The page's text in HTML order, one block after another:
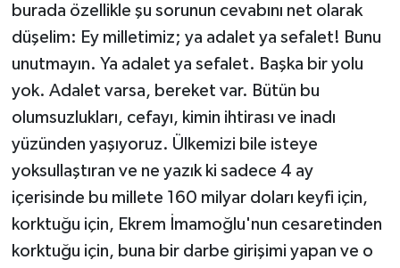
burada özellikle şu sorunun cevabını net olarak
düşelim: Ey milletimiz; ya adalet ya sefalet! Bunu
unutmayın. Ya adalet ya sefalet. Başka bir yolu
yok. Adalet varsa, bereket var. Bütün bu
olumsuzlukları, cefayı, kimin ihtirası ve inadı
yüzünden yaşıyoruz. Ülkemizi bile isteye
yoksullaştıran ve ne yazık ki sadece 4 ay
içerisinde bu millete 160 milyar doları keyfi için,
korktuğu için, Ekrem İmamoğlu'nun cesaretinden
korktuğu için, buna bir darbe girişimi yapan ve o